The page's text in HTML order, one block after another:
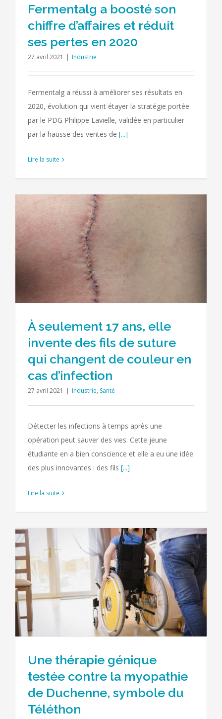
Fermentalg a boosté son
chiffre d’affaires et réduit
ses pertes en 2020
27 avril 2021 | Industrie
Fermentalg a réussi à améliorer ses résultats en
2020, évolution qui vient étayer la stratégie portée
par le PDG Philippe Lavielle, validée en particulier
par la hausse des ventes de [...]
Lire la suite
À seulement 17 ans, elle
invente des fils de suture
qui changent de couleur en
cas d’infection
27 avril 2021 | Industrie, Santé
Détecter les infections à temps après une
opération peut sauver des vies. Cette jeune
étudiante en a bien conscience et elle a eu une idée
des plus innovantes : des fils [...]
Lire la suite
Une thérapie génique
testée contre la myopathie
de Duchenne, symbole du
Téléthon